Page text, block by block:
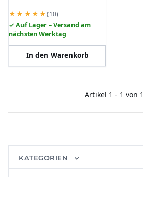
★★★★★(10)
✓ Auf Lager – Versand am
nächsten Werktag
In den Warenkorb
Artikel 1 - 1 von 1
KATEGORIEN